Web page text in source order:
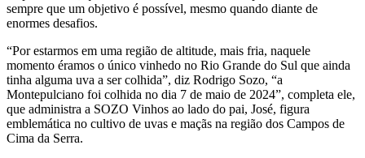
sempre que um objetivo é possível, mesmo quando diante de
enormes desafios.
“Por estarmos em uma região de altitude, mais fria, naquele
momento éramos o único vinhedo no Rio Grande do Sul que ainda
tinha alguma uva a ser colhida”, diz Rodrigo Sozo, “a
Montepulciano foi colhida no dia 7 de maio de 2024”, completa ele,
que administra a SOZO Vinhos ao lado do pai, José, figura
emblemática no cultivo de uvas e maçãs na região dos Campos de
Cima da Serra.